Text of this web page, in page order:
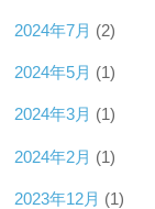
2024年7月 (2)
2024年5月 (1)
2024年3月 (1)
2024年2月 (1)
2023年12月 (1)